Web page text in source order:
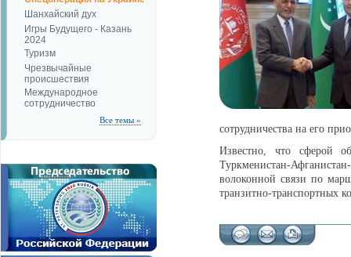
Шанхайский дух
Игры Будущего - Казань
2024
Туризм
Чрезвычайные
происшествия
Международное
сотрудничество
Все темы »
сотрудничества на его
Известно, что сферой
Туркменистан-
волоконной связи по
транзитно-транспортных